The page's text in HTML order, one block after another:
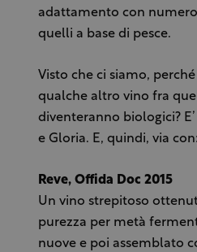
adattamento con
quelli a base di pesce.
Visto che ci siamo,
qualche altro vino fra
diventeranno biologici?
e Gloria. E, quindi, via con:
Reve, Offida Doc 2015
Un vino strepitoso
purezza per metà
nuove e poi assemblato